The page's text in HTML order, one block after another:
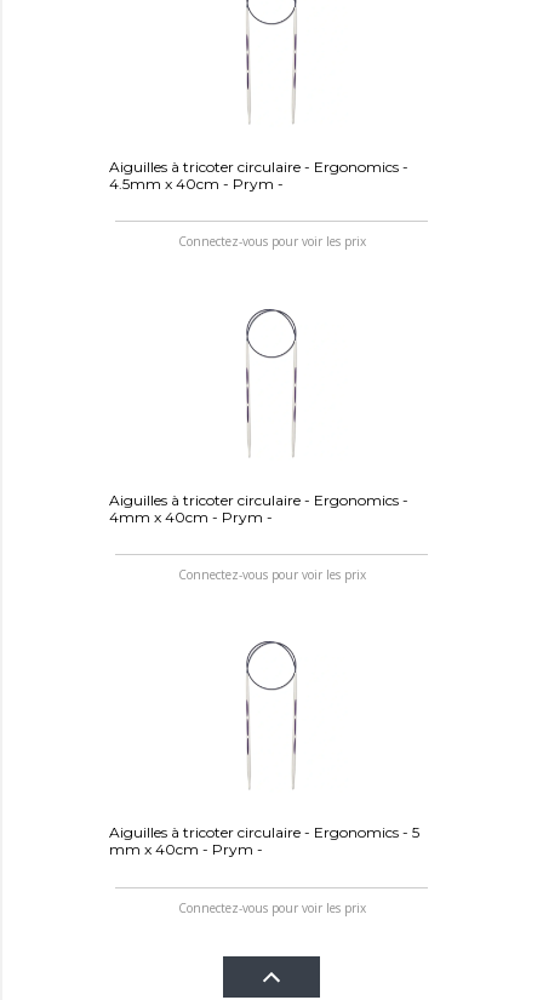
Aiguilles à tricoter circulaire - Ergonomics -
4.5mm x 40cm - Prym -
Connectez-vous pour voir les prix
Aiguilles à tricoter circulaire - Ergonomics -
4mm x 40cm - Prym -
Connectez-vous pour voir les prix
Aiguilles à tricoter circulaire - Ergonomics - 5
mm x 40cm - Prym -
Connectez-vous pour voir les prix